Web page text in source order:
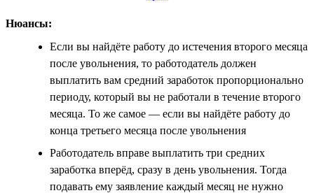
Нюансы:
Если вы найдёте работу до истечения второго месяца
после увольнения, то работодатель должен
выплатить вам средний заработок пропорционально
периоду, который вы не работали в течение второго
месяца. То же самое — если вы найдёте работу до
конца третьего месяца после увольнения
Работодатель вправе выплатить три средних
заработка вперёд, сразу в день увольнения. Тогда
подавать ему заявление каждый месяц не нужно